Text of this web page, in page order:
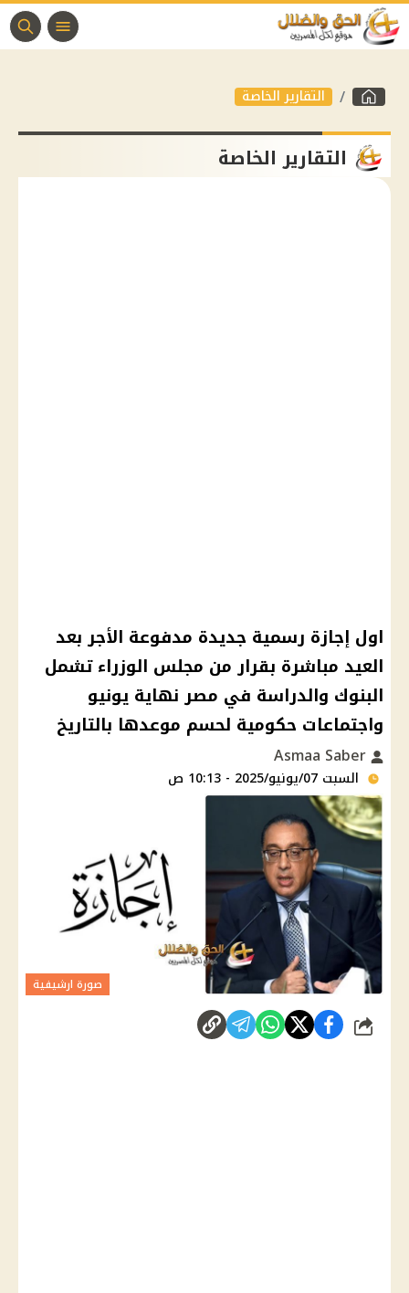
التقارير الخاصة
التقارير الخاصة
اول إجازة رسمية جديدة مدفوعة الأجر بعد
العيد مباشرة بقرار من مجلس الوزراء تشمل
البنوك والدراسة في مصر نهاية يونيو
واجتماعات حكومية لحسم موعدها بالتاريخ
السبت 07/يونيو/2025 - 10:13 ص
صورة ارشيفية
شارك